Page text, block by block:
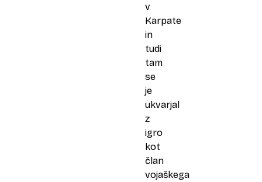
v
Karpate
in
tudi
tam
se
je
ukvarjal
z
igro
kot
član
vojaškega